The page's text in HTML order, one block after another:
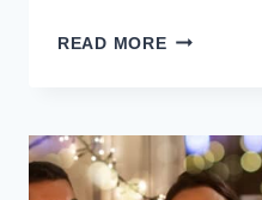
READ MOREDOBRO
SREDSTVA
–